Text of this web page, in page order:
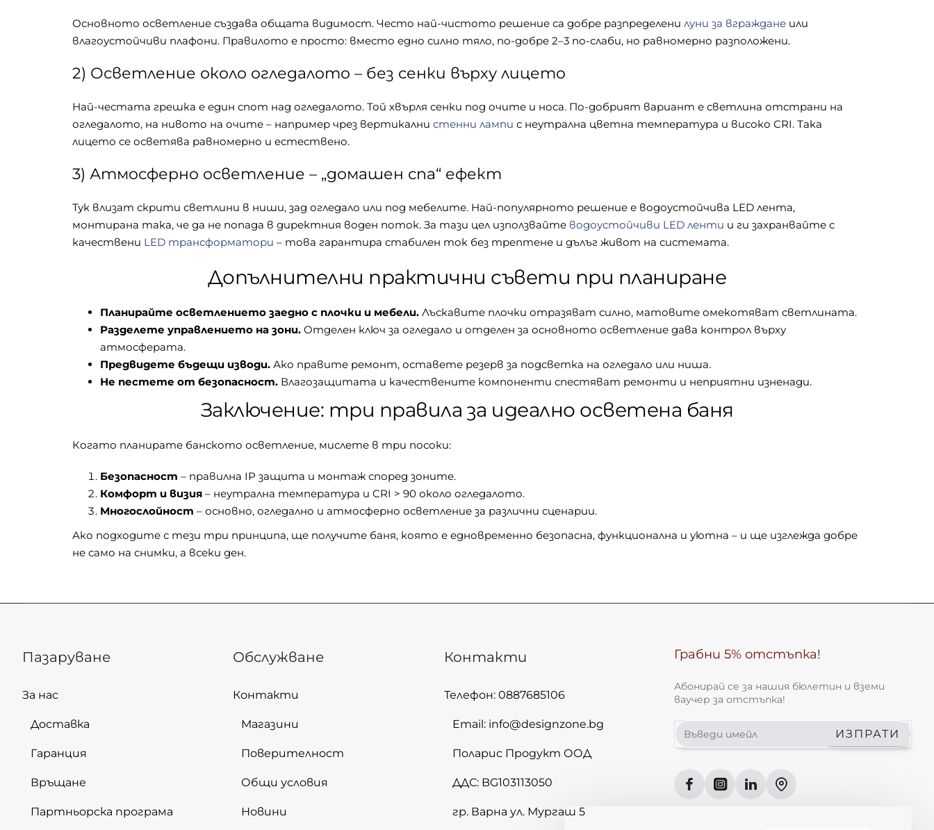
Основното осветление създава общата видимост. Често най-чистото решение са добре разпределени луни за вграждане или
влагоустойчиви плафони. Правилото е просто: вместо едно силно тяло, по-добре 2–3 по-слаби, но равномерно разположени.
2) Осветление около огледалото – без сенки върху лицето
Най-честата грешка е един спот над огледалото. Той хвърля сенки под очите и носа. По-добрият вариант е светлина отстрани на
огледалото, на нивото на очите – например чрез вертикални стенни лампи с неутрална цветна температура и високо CRI. Така
лицето се осветява равномерно и естествено.
3) Атмосферно осветление – „домашен спа“ ефект
Тук влизат скрити светлини в ниши, зад огледало или под мебелите. Най-популярното решение е водоустойчива LED лента,
монтирана така, че да не попада в директния воден поток. За тази цел използвайте водоустойчиви LED ленти и ги захранвайте с
качествени LED трансформатори – това гарантира стабилен ток без трептене и дълъг живот на системата.
Допълнителни практични съвети при планиране
Планирайте осветлението заедно с плочки и мебели. Лъскавите плочки отразяват силно, матовите омекотяват светлината.
Разделете управлението на зони. Отделен ключ за огледало и отделен за основното осветление дава контрол върху
атмосферата.
Предвидете бъдещи изводи. Ако правите ремонт, оставете резерв за подсветка на огледало или ниша.
Не пестете от безопасност. Влагозащитата и качествените компоненти спестяват ремонти и неприятни изненади.
Заключение: три правила за идеално осветена баня
Когато планирате банското осветление, мислете в три посоки:
Безопасност – правилна IP защита и монтаж според зоните.
Комфорт и визия – неутрална температура и CRI > 90 около огледалото.
Многослойност – основно, огледално и атмосферно осветление за различни сценарии.
Ако подходите с тези три принципа, ще получите баня, която е едновременно безопасна, функционална и уютна – и ще изглежда добре
не само на снимки, а всеки ден.
Пазаруване
За нас
Доставка
Гаранция
Връщане
Партньорска програма
Обслужване
Контакти
Магазини
Поверителност
Общи условия
Новини
Контакти
Телефон: 0887685106
Email: info@designzone.bg
Поларис Продукт ООД
ДДС: BG103113050
гр. Варна ул. Мургаш 5
Грабни 5% отстъпка!
Абонирай се за нашия бюлетин и вземи
ваучер за отстъпка!
Въведи
имейл
ИЗПРАТИ